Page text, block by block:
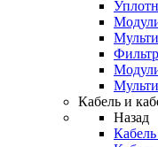
Кабель и
Назад